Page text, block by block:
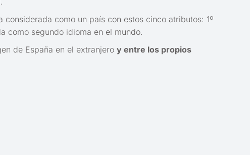
como un país con estos cinco atributos: 1º
como segundo idioma en el mundo.
de España en el extranjero y entre los propios